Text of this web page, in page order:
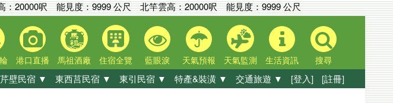
：20000呎能見度：9999 公尺北竿雲高：20000呎能見度：9999 公尺
港口直播 馬祖酒廠 住宿全覽 藍眼淚 天氣預報 天氣監測 生活資訊 搜尋
壁民宿 ▼ 東西莒民宿 ▼ 東引民宿 ▼ 特產&裝潢 ▼ 交通旅遊 ▼ [登入] [註冊]